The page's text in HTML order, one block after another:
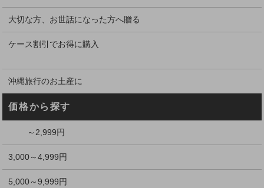
大切な方、お世話になった方へ贈る
ケース割引でお得に購入
沖縄旅行のお土産に
価格から探す
～2,999円
3,000～4,999円
5,000～9,999円